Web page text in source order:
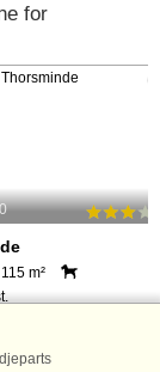
for
m²
Nordsøen – Den
Dette